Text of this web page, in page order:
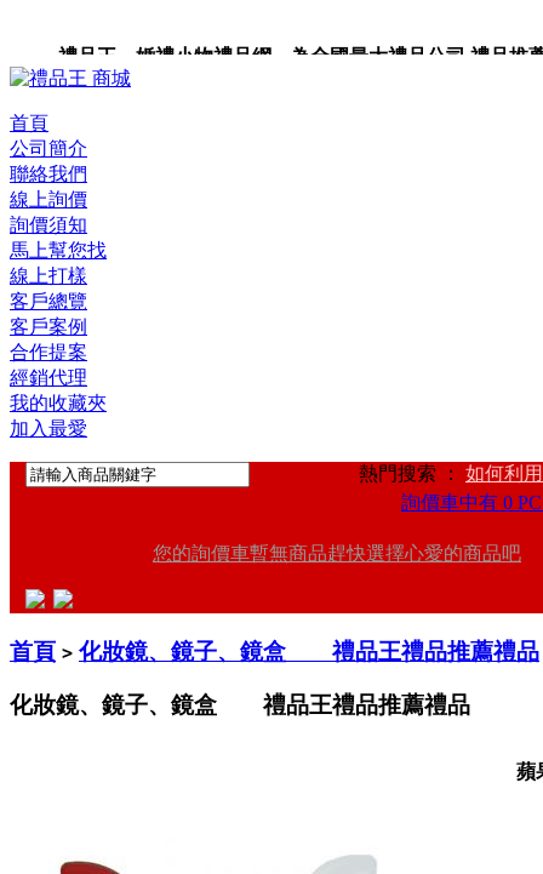
禮品王 婚禮小物禮品網 為全國最大禮品公司,禮品推
禮品卡,企業禮品,禮品小物,高級禮品,禮品網站。
首頁
公司簡介
聯絡我們
線上詢價
詢價須知
馬上幫您找
線上打樣
客戶總覽
客戶案例
合作提案
經銷代理
我的收藏夾
加入最愛
熱門搜索 ： 如何利
詢價車中有 0
您的詢價車暫無商品趕快選擇心愛的商品吧
首頁 > 化妝鏡、鏡子、鏡盒 禮品王禮品推薦禮品
化妝鏡、鏡子、鏡盒 禮品王禮品推薦禮品
蘋